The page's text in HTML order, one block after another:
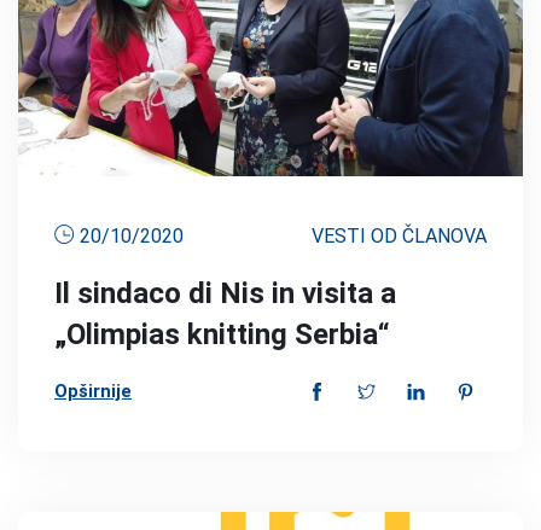
20/10/2020 VESTI OD ČLANOVA
Il sindaco di Nis in visita a
„Olimpias knitting Serbia“
Opširnije